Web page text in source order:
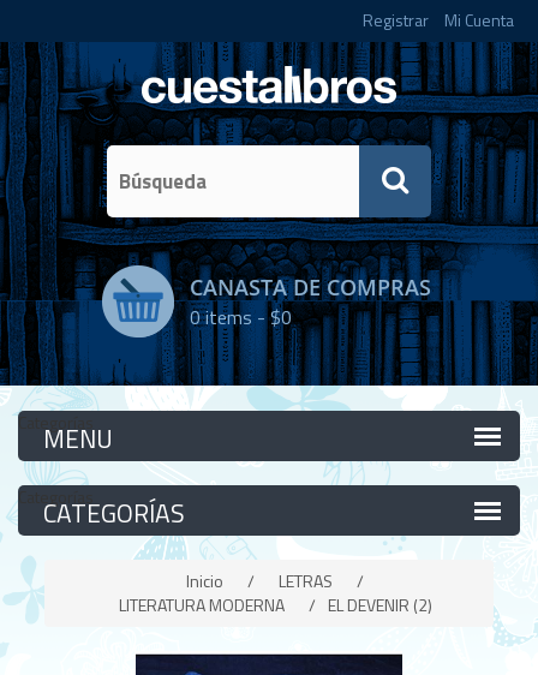
Registrar Mi Cuenta
CANASTA DE COMPRAS
0items -$0
Categorías
Categorías
Inicio / LETRAS
/
LITERATURA MODERNA
/ EL DEVENIR (2)